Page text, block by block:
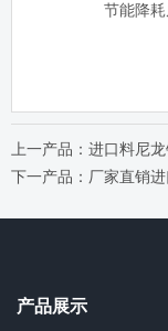
节能降
上一产品：进口料尼
下一产品：厂家直销
产品展示